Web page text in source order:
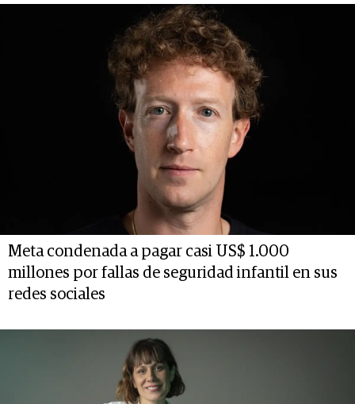
Meta condenada a pagar casi US$ 1.000
millones por fallas de seguridad infantil en sus
redes sociales